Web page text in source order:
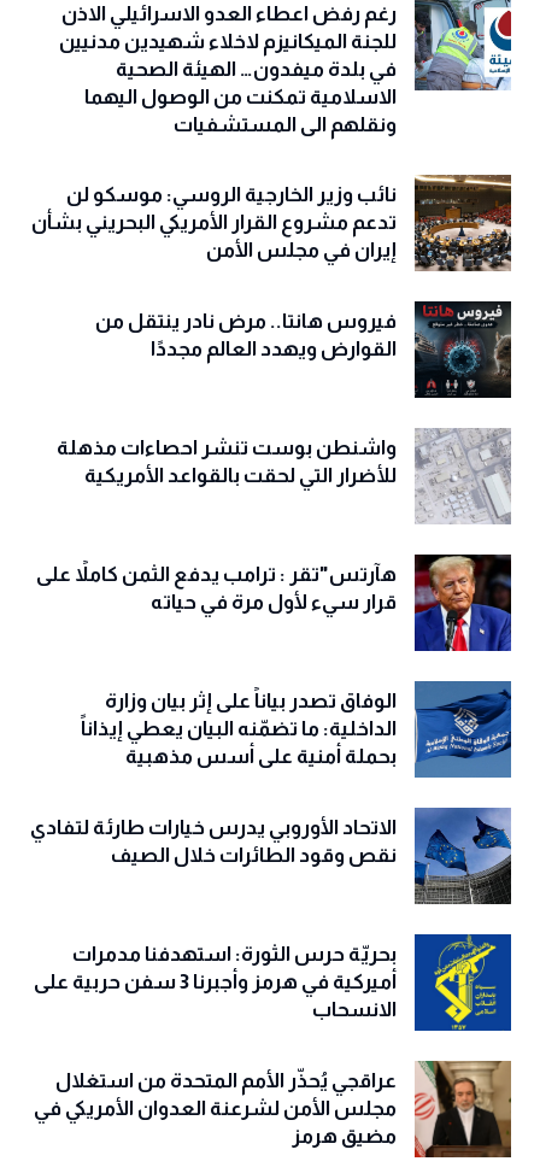
رغم رفض اعطاء العدو الاسرائيلي الاذن
للجنة الميكانيزم لاخلاء شهيدين مدنيين
في بلدة ميفدون… الهيئة الصحية
الاسلامية تمكنت من الوصول اليهما
ونقلهم الى المستشفيات
نائب وزير الخارجية الروسي: موسكو لن
تدعم مشروع القرار الأمريكي البحريني بشأن
إيران في مجلس الأمن
فيروس هانتا.. مرض نادر ينتقل من
القوارض ويهدد العالم مجددًا
واشنطن بوست تنشر احصاءات مذهلة
للأضرار التي لحقت بالقواعد الأمريكية
هآرتس"تقر : ترامب يدفع الثمن كاملاً على
قرار سيء لأول مرة في حياته
الوفاق تصدر بياناً على إثر بيان وزارة
الداخلية: ما تضمّنه البيان يعطي إيذاناً
بحملة أمنية على أسس مذهبية
الاتحاد الأوروبي يدرس خيارات طارئة لتفادي
نقص وقود الطائرات خلال الصيف
بحريّة حرس الثورة: استهدفنا مدمرات
أميركية في هرمز وأجبرنا 3 سفن حربية على
الانسحاب
عراقجي يُحذّر الأمم المتحدة من استغلال
مجلس الأمن لشرعنة العدوان الأمريكي في
مضيق هرمز